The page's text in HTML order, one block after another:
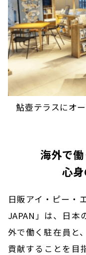
鮎壺テラスにオ
海外で
心
日販アイ・ピー・
JAPAN」は、日本
外で働く駐在員と
貢献することを目